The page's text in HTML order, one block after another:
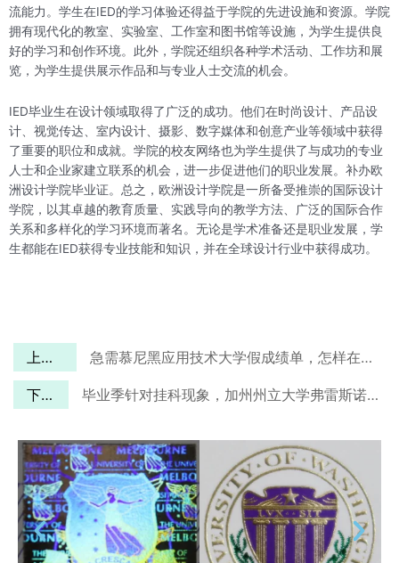
流能力。学生在IED的学习体验还得益于学院的先进设施和资源。学院
拥有现代化的教室、实验室、工作室和图书馆等设施，为学生提供良
好的学习和创作环境。此外，学院还组织各种学术活动、工作坊和展
览，为学生提供展示作品和与专业人士交流的机会。
IED毕业生在设计领域取得了广泛的成功。他们在时尚设计、产品设
计、视觉传达、室内设计、摄影、数字媒体和创意产业等领域中获得
了重要的职位和成就。学院的校友网络也为学生提供了与成功的专业
人士和企业家建立联系的机会，进一步促进他们的职业发展。补办欧
洲设计学院毕业证。总之，欧洲设计学院是一所备受推崇的国际设计
学院，以其卓越的教育质量、实践导向的教学方法、广泛的国际合作
关系和多样化的学习环境而著名。无论是学术准备还是职业发展，学
生都能在IED获得专业技能和知识，并在全球设计行业中获得成功。
上一篇 急需慕尼黑应用技术大学假成绩单，怎样在网上办理？
下一篇 毕业季针对挂科现象，加州州立大学弗雷斯诺分校毕业证如何在线补办？